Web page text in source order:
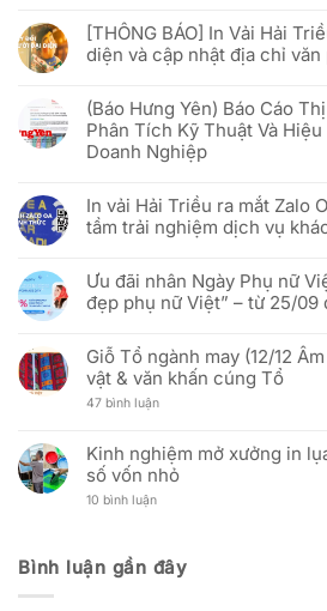
công
nghệ
Phygital
–
01/05/2026
en.haitrieu.com:
Quyết
định
để
phục
vụ
khách
hàng
hơn
bình
luận
ở
“Rực
rỡ
sắc
đỏ
sao
Mừng
51
năm
nhất
đất
nước
(30/04/1975
30/04/2026)
[THÔNG BÁO] In Vải Hải
diện và cập nhật địa chỉ văn
bình
luận
ở
[THÔNG
BÁO]
Hải
Triều:
Thay
đại
diện
và
địa
chỉ
văn
phòng
mới
(Báo Hưng Yên) Báo Cáo
Phân Tích Kỹ Thuật Và
Doanh Nghiệp
bình
luận
ở
Yên)
Báo
Cáo
Thị
In
Cờ
Vải:
Phân
Tích
Và
Hiệu
Quả
Tư
In vải Hải Triều ra mắt Zalo
tầm trải nghiệm dịch vụ
bình
luận
ở
Hải
Triều
ra
mắt
Zalo
nâng
tầm
trải
nghiệm
dịch
Ưu đãi nhân Ngày Phụ nữ
đẹp phụ nữ Việt” – từ 25/09
bình
luận
ở
Ưu
đãi
Phụ
nữ
Việt
Nam:
phụ
nữ
Giỗ Tổ ngành may (12/12
vật & văn khấn cúng Tổ
47 bình luậnở
ngành
may
(12/12
lễ
vật
Kinh nghiệm mở xưởng in
số vốn nhỏ
10 bình luậnở
xưởng
in
Bình luận gần đây